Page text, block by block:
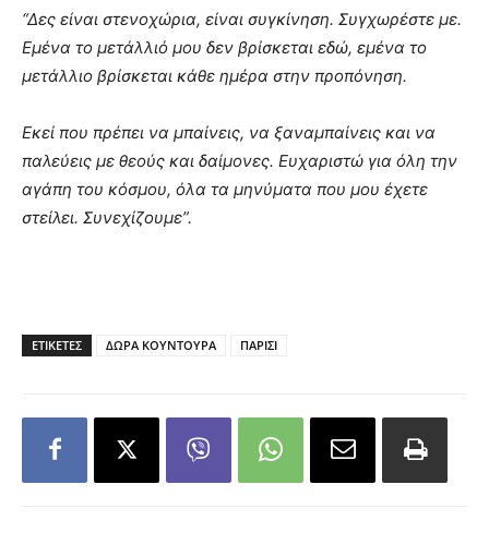
“Δες είναι στενοχώρια, είναι συγκίνηση. Συγχωρέστε με.
Εμένα το μετάλλιό μου δεν βρίσκεται εδώ, εμένα το
μετάλλιο βρίσκεται κάθε ημέρα στην προπόνηση.
Εκεί που πρέπει να μπαίνεις, να ξαναμπαίνεις και να
παλεύεις με θεούς και δαίμονες. Ευχαριστώ για όλη την
αγάπη του κόσμου, όλα τα μηνύματα που μου έχετε
στείλει. Συνεχίζουμε”.
ΕΤΙΚΕΤΕΣ ΔΩΡΑ ΚΟΥΝΤΟΥΡΑ ΠΑΡΙΣΙ